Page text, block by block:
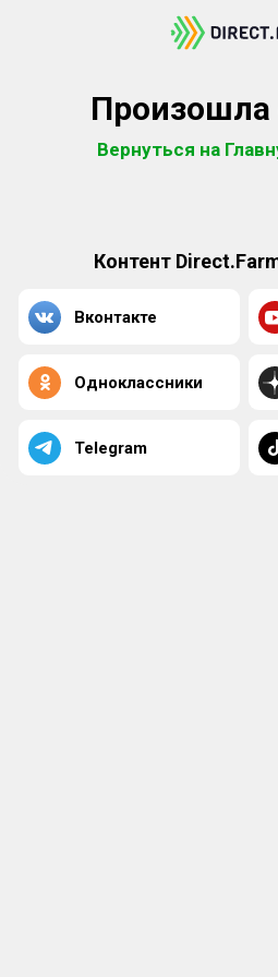
Вернуться на
Контент
Вконтакте
Одноклассники
Telegram